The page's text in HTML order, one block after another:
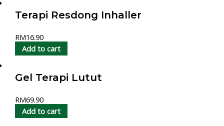
Terapi Resdong Inhaller
RM16.90
Add to cart
Gel Terapi Lutut
RM69.90
Add to cart